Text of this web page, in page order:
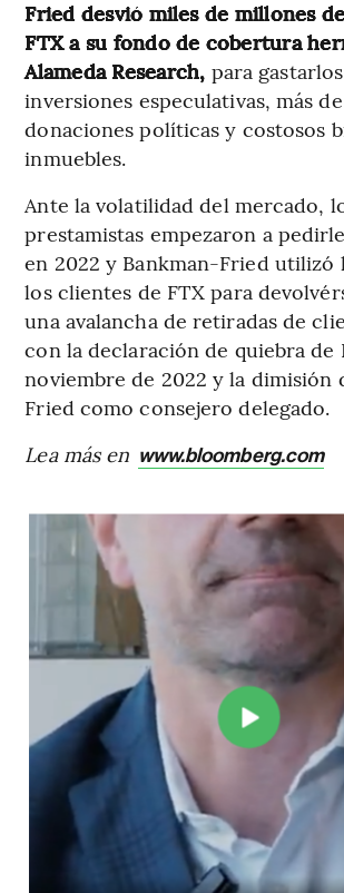
Fried desvió miles de millones
FTX a su fondo de cobertura
Alameda Research, para
inversiones especulativas, más
donaciones políticas y costosos
inmuebles.
Ante la volatilidad del mercado,
prestamistas empezaron a
en 2022 y Bankman-Fried utilizó
los clientes de FTX para
una avalancha de retiradas de
con la declaración de quiebra de
noviembre de 2022 y la dimisión
Fried como consejero delegado.
Lea más en www.bloomberg.com